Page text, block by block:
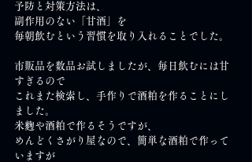
予防と対策方法は、
副作用のない「甘酒」を
毎朝飲むという習慣を取り入れることでした。
市販品を数品お試しましたが、毎日飲むには甘
すぎるので
これまた検索し、手作りで酒粕を作ることにし
ました。
米麴や酒粕で作るそうですが、
めんどくさがり屋なので、簡単な酒粕で作って
いますが